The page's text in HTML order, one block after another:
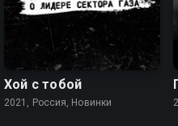
Хой с тобой
2021, Россия, Новинки